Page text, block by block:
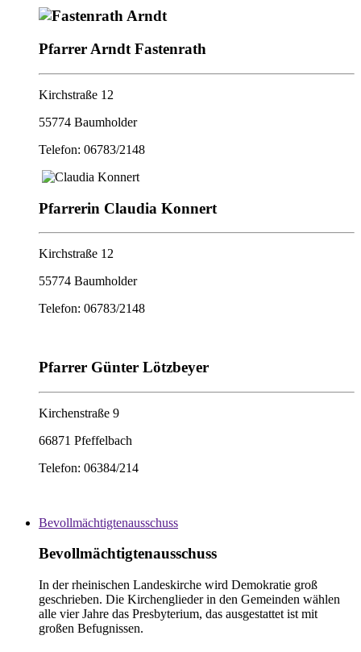
Pfarrer Arndt Fastenrath
Kirchstraße 12
55774 Baumholder
Telefon: 06783/2148
Pfarrerin Claudia Konnert
Kirchstraße 12
55774 Baumholder
Telefon: 06783/2148
Pfarrer Günter Lötzbeyer
Kirchenstraße 9
66871 Pfeffelbach
Telefon: 06384/214
Bevollmächtigtenausschuss
Bevollmächtigtenausschuss
In der rheinischen Landeskirche wird Demokratie groß
geschrieben. Die Kirchenglieder in den Gemeinden wählen
alle vier Jahre das Presbyterium, das ausgestattet ist mit
großen Befugnissen.